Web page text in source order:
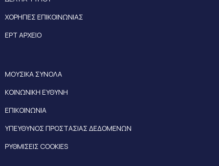
ΧΟΡΗΓΙΕΣ ΕΠΙΚΟΙΝΩΝΙΑΣ
ΕΡΤ ΑΡΧΕΙΟ
ΜΟΥΣΙΚΑ ΣΥΝΟΛΑ
ΚΟΙΝΩΝΙΚΗ ΕΥΘΥΝΗ
ΕΠΙΚΟΙΝΩΝΙΑ
ΥΠΕΥΘΥΝΟΣ ΠΡΟΣΤΑΣΙΑΣ ΔΕΔΟΜΕΝΩΝ
ΡΥΘΜΙΣΕΙΣ COOKIES